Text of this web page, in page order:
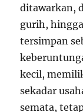
ditawarkan,
gurih,
tersimpan
kecil,
sekadar
semata,